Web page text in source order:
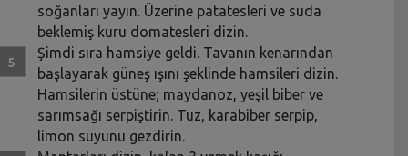
soğanları yayın. Üzerine patatesleri ve suda
beklemiş kuru domatesleri dizin.
Şimdi sıra hamsiye geldi. Tavanın kenarından
başlayarak güneş ışını şeklinde hamsileri dizin.
Hamsilerin üstüne; maydanoz, yeşil biber ve
sarımsağı serpiştirin. Tuz, karabiber serpip,
limon suyunu gezdirin.